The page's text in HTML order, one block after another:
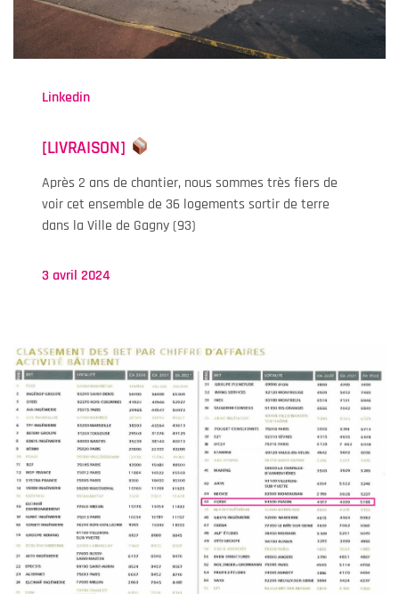
Linkedin
[LIVRAISON]
Après 2 ans de chantier, nous sommes très fiers de
voir cet ensemble de 36 logements sortir de terre
dans la Ville de Gagny (93)
3 avril 2024